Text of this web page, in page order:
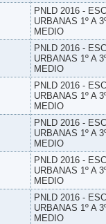
PNLD 2016 -
URBANAS 1º A
MEDIO
PNLD 2016 -
URBANAS 1º A
MEDIO
PNLD 2016 -
URBANAS 1º A
MEDIO
PNLD 2016 -
URBANAS 1º A
MEDIO
PNLD 2016 -
URBANAS 1º A
MEDIO
PNLD 2016 -
URBANAS 1º A
MEDIO